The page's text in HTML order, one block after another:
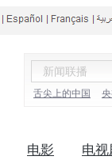
舌尖上的中国
电影 电视